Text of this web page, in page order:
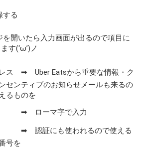
する
を開いたら入力画面が出るので項目に
す(‘ω’)ノ
ス ➡ Uber Eatsから重要な情報・ク
センティブのお知らせメールも来るの
るものを
ローマ字で入力
証にも使われるので使える
号を